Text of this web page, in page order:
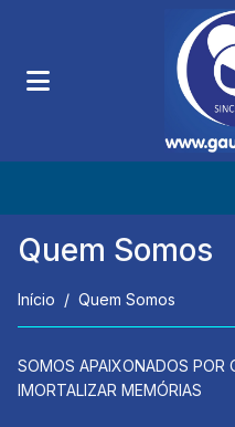
Quem Somos
Início Quem Somos
SOMOS APAIXONADOS POR
IMORTALIZAR MEMÓRIAS